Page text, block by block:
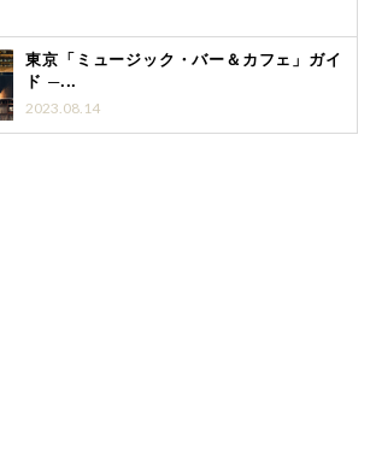
東京「ミュージック・バー＆カフェ」ガイ
ド ─...
2023.08.14